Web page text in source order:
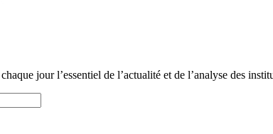
jour l’essentiel de l’actualité et de l’analyse des